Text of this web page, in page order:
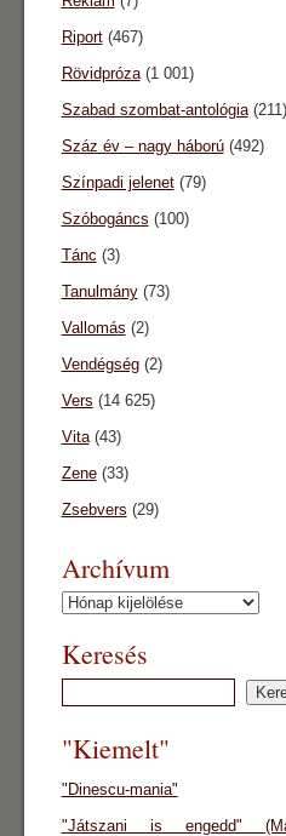
Riport(467)
Rövidpróza(1 001)
Szabad szombat-antológia(211)
Száz év – nagy háború(492)
Színpadi jelenet(79)
Szóbogáncs (100)
Tánc (3)
Tanulmány(73)
Vallomás (2)
Vendégség(2)
Vers (14 625)
Vita(43)
Zene(33)
Zsebvers (29)
Archívum
Archívum
Keresés
"Kiemelt"
"Dinescu-mania"
"Játszani is engedd"